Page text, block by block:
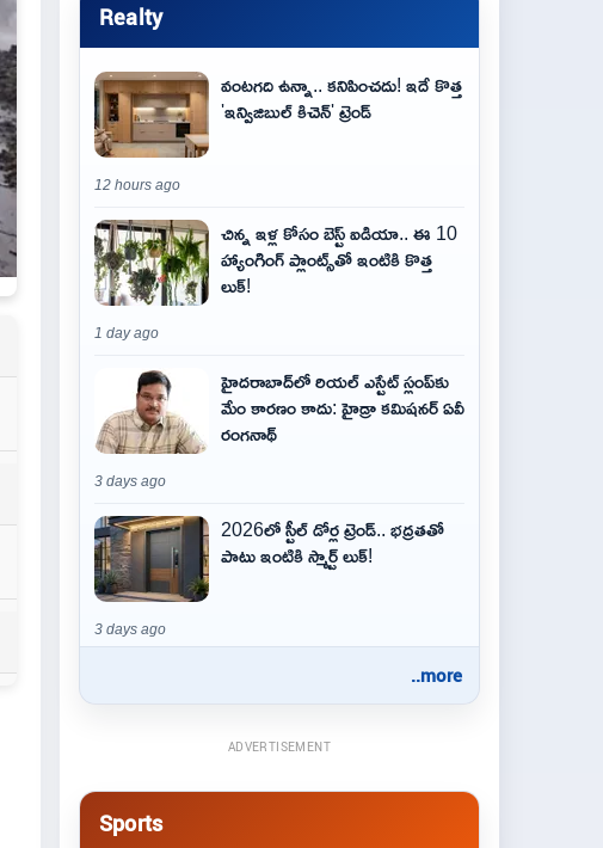
Realty
వంటగది ఉన్నా.. కనిపించదు! ఇదే కొత్త
'ఇన్విజిబుల్ కిచెన్' ట్రెండ్
12 hours ago
చిన్న ఇళ్ల కోసం బెస్ట్ ఐడియా.. ఈ 10
హ్యాంగింగ్ ప్లాంట్స్‌తో ఇంటికి కొత్త
లుక్!
1 day ago
హైదరాబాద్‌లో రియల్ ఎస్టేట్ స్లంప్‌కు
మేం కారణం కాదు: హైడ్రా కమిషనర్ ఏవీ
రంగనాథ్
3 days ago
2026లో స్టీల్ డోర్ల ట్రెండ్.. భద్రతతో
పాటు ఇంటికి స్మార్ట్ లుక్!
3 days ago
..more
ADVERTISEMENT
Sports